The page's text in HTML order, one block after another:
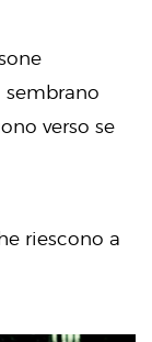
sembrano
verso se
riescono a